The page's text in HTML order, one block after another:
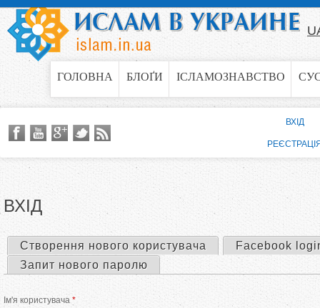
Jump to navigation
ГОЛОВНА БЛОҐИ ІСЛАМОЗНАВСТВО
ВХІД
е
Створення нового користувача
Facebook
Запит нового паролю
Ім'я користувача *
ВХІД